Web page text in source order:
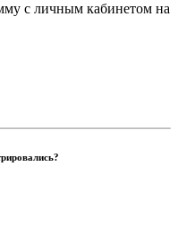
с личным кабинетом на